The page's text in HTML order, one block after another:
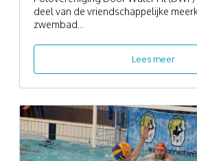
deel van de vriendschappelijke
zwembad...
Lees meer